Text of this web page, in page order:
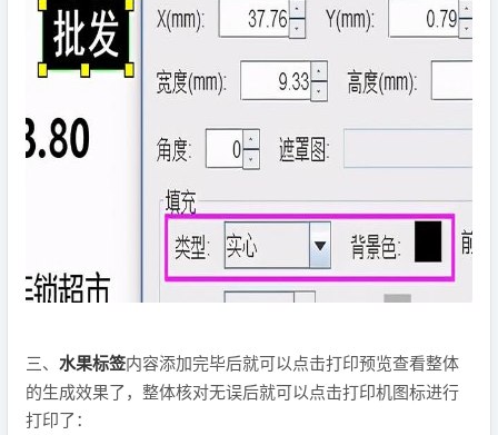
三、 水果标签内容添加完毕后就可以点击打印预览查看整体
的生成效果了，整体核对无误后就可以点击打印机图标进行
打印了：